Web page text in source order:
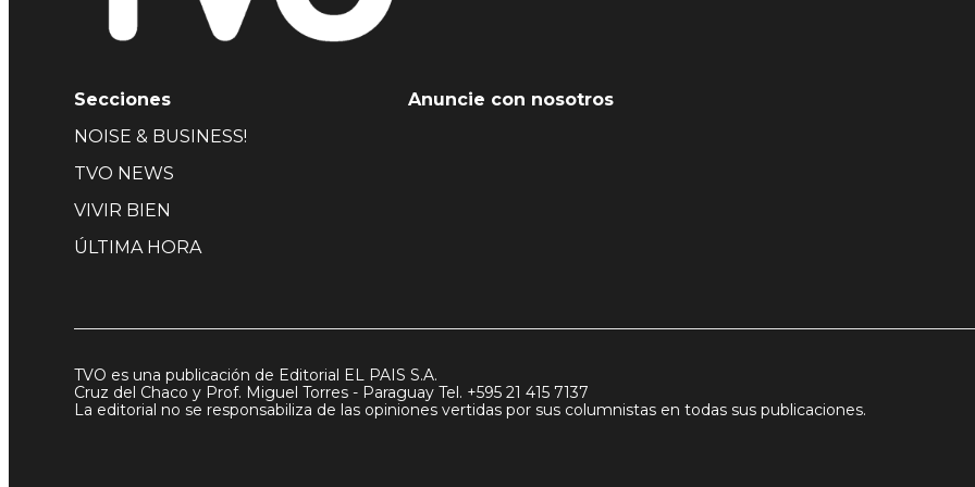
Secciones
NOISE & BUSINESS!
TVO NEWS
VIVIR BIEN
ÚLTIMA HORA
Anuncie con nosotros
TVO es una publicación de Editorial EL PAIS S.A.
Cruz del Chaco y Prof. Miguel Torres - Paraguay Tel. +595 21 415 7137
La editorial no se responsabiliza de las opiniones vertidas por sus columnistas en todas sus publicaciones.